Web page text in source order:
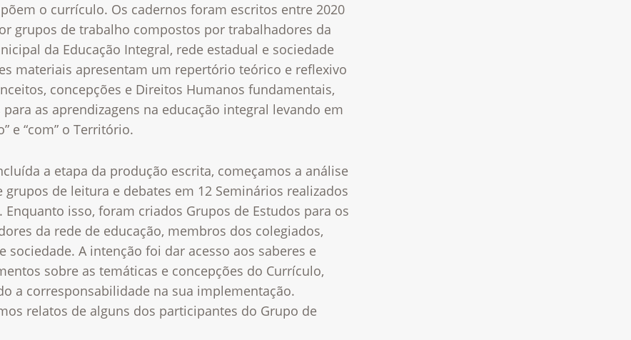
o currículo. Os cadernos foram escritos entre 2020
grupos de trabalho compostos por trabalhadores da
da Educação Integral, rede estadual e sociedade
materiais apresentam um repertório teórico e reflexivo
concepções e Direitos Humanos fundamentais,
para as aprendizagens na educação integral levando em
e “com” o Território.
a etapa da produção escrita, começamos a análise
grupos de leitura e debates em 12 Seminários realizados
. Enquanto isso, foram criados Grupos de Estudos para os
da rede de educação, membros dos colegiados,
sociedade. A intenção foi dar acesso aos saberes e
sobre as temáticas e concepções do Currículo,
a corresponsabilidade na sua implementação.
relatos de alguns dos participantes do Grupo de